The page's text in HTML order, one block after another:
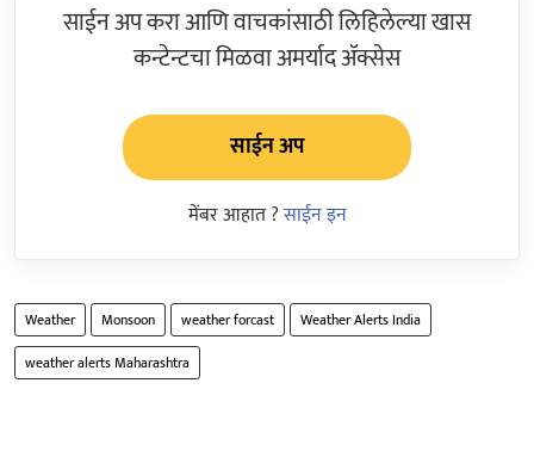
साईन अप करा आणि वाचकांसाठी लिहिलेल्या खास
कन्टेन्टचा मिळवा अमर्याद ॲक्सेस
साईन अप
मेंबर आहात ?साईन इन
Weather Monsoon weather forcast
Weather Alerts India
weather alerts Maharashtra